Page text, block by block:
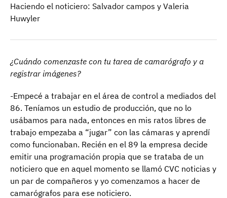
Haciendo el noticiero: Salvador campos y Valeria
Huwyler
¿Cuándo comenzaste con tu tarea de camarógrafo y a
registrar imágenes?
-Empecé a trabajar en el área de control a mediados del
86. Teníamos un estudio de producción, que no lo
usábamos para nada, entonces en mis ratos libres de
trabajo empezaba a “jugar” con las cámaras y aprendí
como funcionaban. Recién en el 89 la empresa decide
emitir una programación propia que se trataba de un
noticiero que en aquel momento se llamó CVC noticias y
un par de compañeros y yo comenzamos a hacer de
camarógrafos para ese noticiero.